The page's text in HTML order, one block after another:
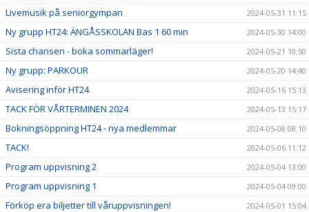
Livemusik på seniorgympan 2024-05-31 11:15
Ny grupp HT24: ÄNGÅSSKOLAN Bas 1 60 min 2024-05-30 14:00
Sista chansen - boka sommarläger! 2024-05-21 10:50
Ny grupp: PARKOUR 2024-05-20 14:40
Avisering inför HT24 2024-05-16 15:13
TACK FÖR VÅRTERMINEN 2024 2024-05-13 15:17
Bokningsöppning HT24 - nya medlemmar 2024-05-08 08:10
TACK! 2024-05-06 11:12
Program uppvisning 2 2024-05-04 13:00
Program uppvisning 1 2024-05-04 09:00
Förköp era biljetter till våruppvisningen! 2024-05-01 15:04